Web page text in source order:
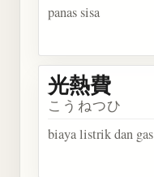
panas sisa
光熱費
こうねつひ
biaya listrik dan gas